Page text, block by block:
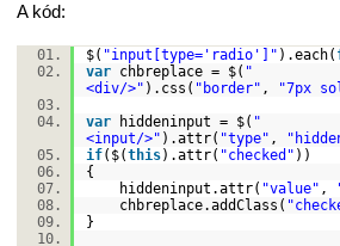
A kód:
$( "input[type='radio']" ).each(
var chbreplace = $( "
<div/>" ).css( "border" , "7px
var hiddeninput = $( "
<input/>" ).attr( "type" ,
if($(this).attr( "checked" ))
{
hiddeninput.attr( "value" ,
chbreplace.addClass(
}